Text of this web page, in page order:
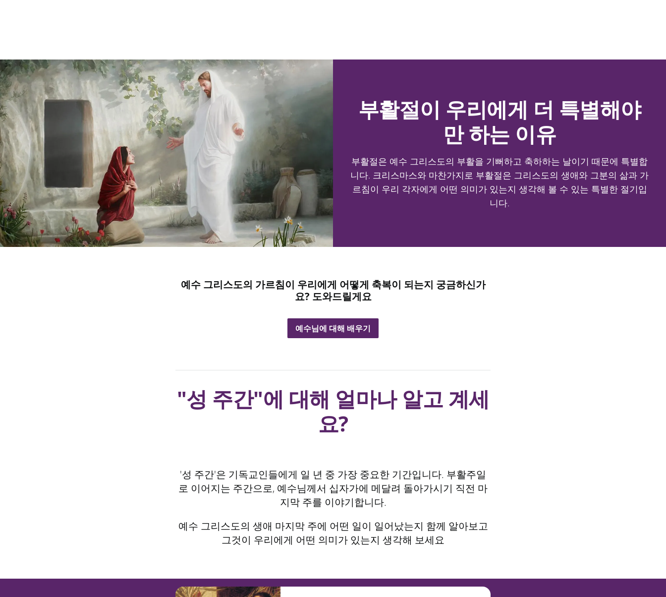
부활절이 우리에게 더 특별해야
만 하는 이유
부활절은 예수 그리스도의 부활을 기뻐하고 축하하는 날이기 때문에 특별합
니다. 크리스마스와 마찬가지로 부활절은 그리스도의 생애와 그분의 삶과 가
르침이 우리 각자에게 어떤 의미가 있는지 생각해 볼 수 있는 특별한 절기입
니다.
예수 그리스도의 가르침이 우리에게 어떻게 축복이 되는지 궁금하신가
요? 도와드릴게요
예수님에 대해 배우기
"성 주간"에 대해 얼마나 알고 계세
요?
'성 주간'은 기독교인들에게 일 년 중 가장 중요한 기간입니다. 부활주일
로 이어지는 주간으로, 예수님께서 십자가에 메달려 돌아가시기 직전 마
지막 주를 이야기합니다.
예수 그리스도의 생애 마지막 주에 어떤 일이 일어났는지 함께 알아보고
그것이 우리에게 어떤 의미가 있는지 생각해 보세요